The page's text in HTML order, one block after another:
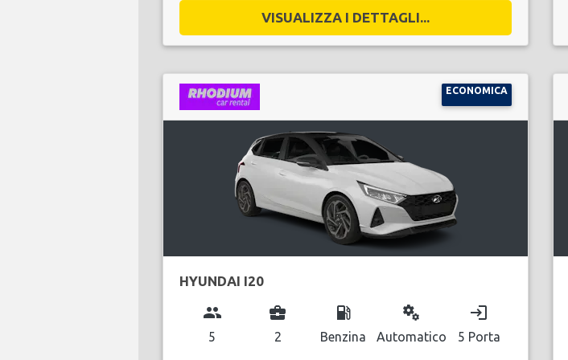
VISUALIZZA I DETTAGLI...
ECONOMICA
HYUNDAI I20
group
5
business_center
2
local_gas_station
Benzina
miscellaneous_services
Automatico
login
5 Porta